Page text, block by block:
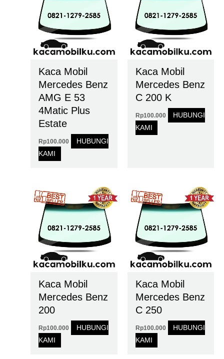
Kaca Mobil
Mercedes Benz
AMG E 53
4Matic Plus
Estate
Rp100.000
HUBUNGI
KAMI
Kaca Mobil
Mercedes Benz
C 200 K
Rp100.000
HUBUNGI
KAMI
Kaca Mobil
Mercedes Benz
200
Rp100.000
HUBUNGI
KAMI
Kaca Mobil
Mercedes Benz
C 250
Rp100.000
HUBUNGI
KAMI